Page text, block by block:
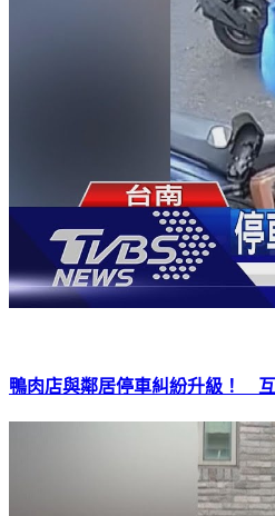
鴨肉店與鄰居停車糾紛升級！